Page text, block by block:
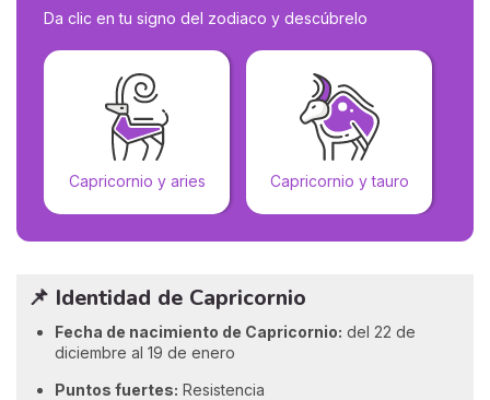
Da clic en tu signo del zodiaco y descúbrelo
Capricornio y aries Capricornio y tauro
📌 Identidad de Capricornio
Fecha de nacimiento de Capricornio: del 22 de
diciembre al 19 de enero
Puntos fuertes: Resistencia